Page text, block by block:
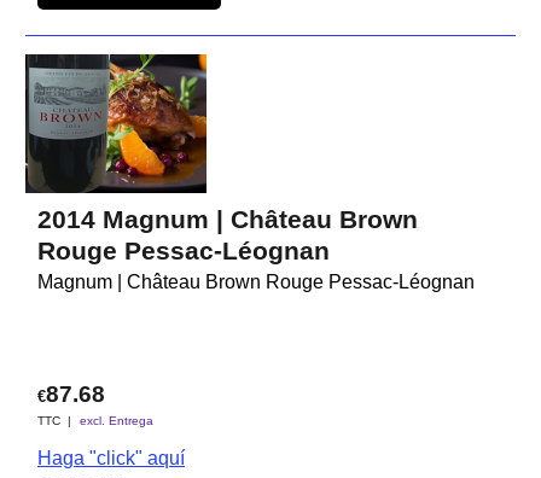
2014 Magnum | Château Brown
Rouge Pessac-Léognan
Magnum | Château Brown Rouge Pessac-Léognan
€87.68
TTC excl. Entrega
Haga "click" aquí